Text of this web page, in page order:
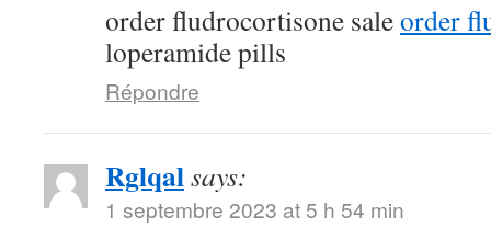
order fludrocortisone saleorder
loperamide pills
Répondre
Rglqalsays:
1 septembre 2023 at 5 h 54 min